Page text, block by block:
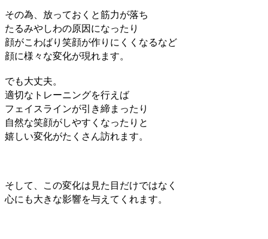
その為、放っておくと筋力が落ち
たるみやしわの原因になったり
顔がこわばり笑顔が作りにくくなるなど
顔に様々な変化が現れます。
でも大丈夫。
適切なトレーニングを行えば
フェイスラインが引き締まったり
自然な笑顔がしやすくなったりと
嬉しい変化がたくさん訪れます。
そして、この変化は見た目だけではなく
心にも大きな影響を与えてくれます。